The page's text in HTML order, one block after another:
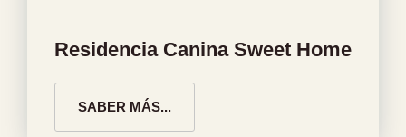
Residencia Canina Sweet Home
SABER MÁS...